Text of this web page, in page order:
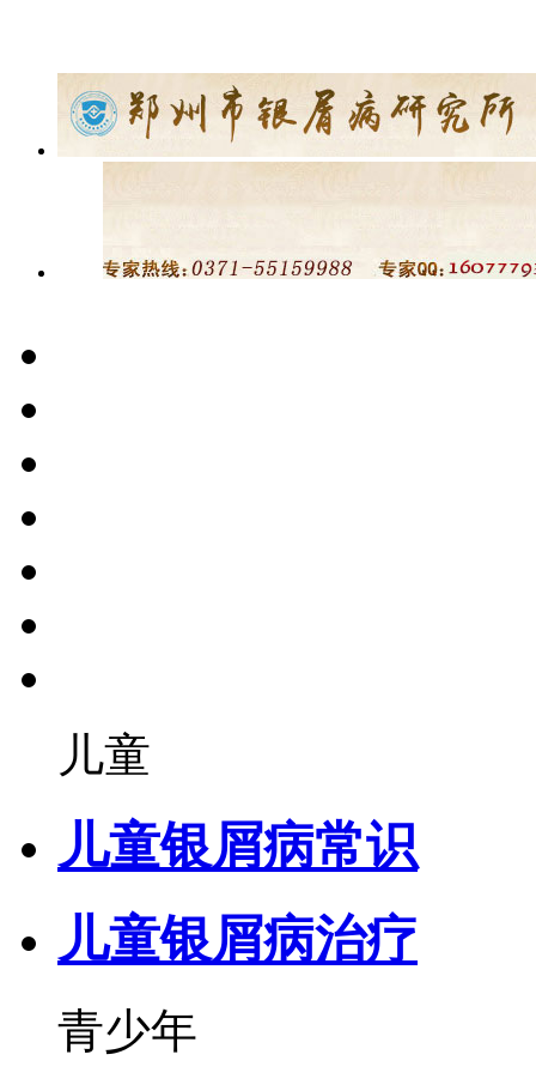
儿童
儿童银屑病常识
儿童银屑病治疗
青少年